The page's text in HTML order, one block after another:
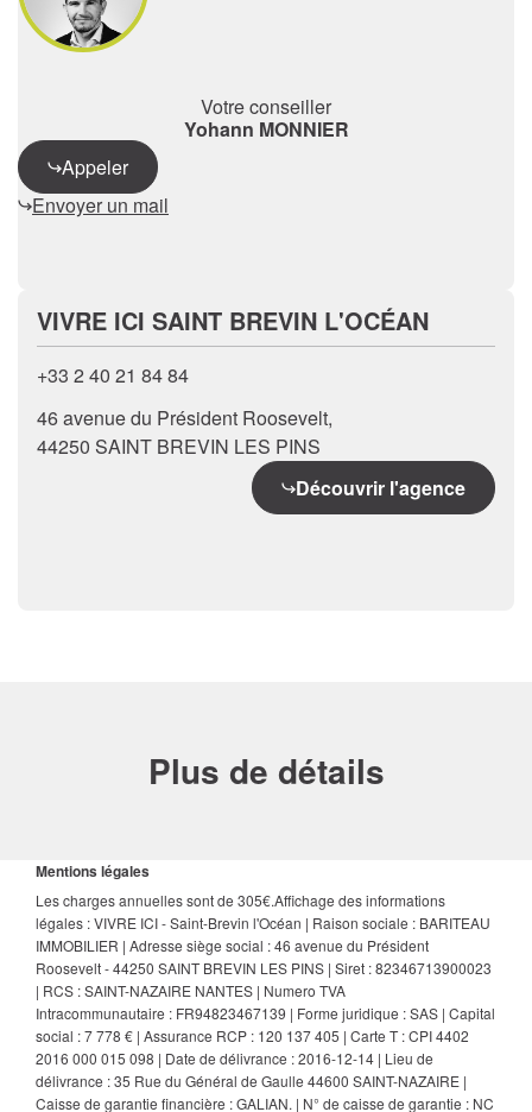
Votre conseiller
Yohann MONNIER
Appeler
Envoyer un mail
VIVRE ICI SAINT BREVIN L'OCÉAN
+33 2 40 21 84 84
46 avenue du Président Roosevelt,
44250 SAINT BREVIN LES PINS
Découvrir l'agence
Plus de détails
Mentions légales
Les charges annuelles sont de 305€.Affichage des informations
légales : VIVRE ICI - Saint-Brevin l'Océan | Raison sociale : BARITEAU
IMMOBILIER | Adresse siège social : 46 avenue du Président
Roosevelt - 44250 SAINT BREVIN LES PINS | Siret : 82346713900023
| RCS : SAINT-NAZAIRE NANTES | Numero TVA
Intracommunautaire : FR94823467139 | Forme juridique : SAS | Capital
social : 7 778 € | Assurance RCP : 120 137 405 | Carte T : CPI 4402
2016 000 015 098 | Date de délivrance : 2016-12-14 | Lieu de
délivrance : 35 Rue du Général de Gaulle 44600 SAINT-NAZAIRE |
Caisse de garantie financière : GALIAN. | N° de caisse de garantie : NC